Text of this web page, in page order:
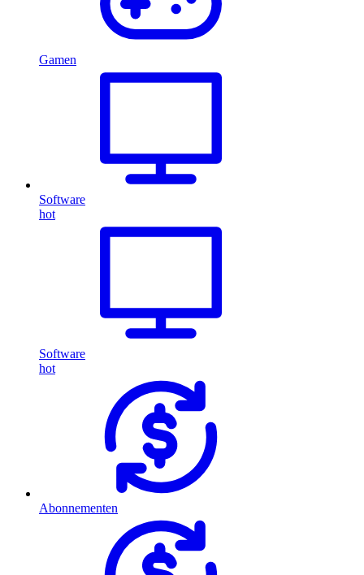
Gamen
Software
hot
Software
hot
Abonnementen